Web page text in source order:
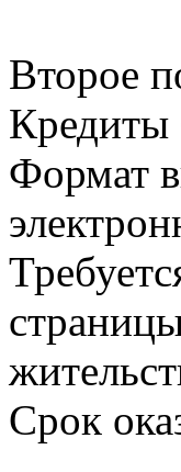
Второе
Кредиты
Формат
Срок